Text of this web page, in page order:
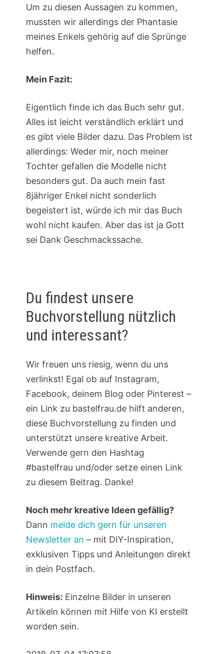
Um zu diesen Aussagen zu kommen,
mussten wir allerdings der Phantasie
meines Enkels gehörig auf die Sprünge
helfen.
Mein Fazit:
Eigentlich finde ich das Buch sehr gut.
Alles ist leicht verständlich erklärt und
es gibt viele Bilder dazu. Das Problem ist
allerdings: Weder mir, noch meiner
Tochter gefallen die Modelle nicht
besonders gut. Da auch mein fast
8jähriger Enkel nicht sonderlich
begeistert ist, würde ich mir das Buch
wohl nicht kaufen. Aber das ist ja Gott
sei Dank Geschmackssache.
Du findest unsere
Buchvorstellung nützlich
und interessant?
Wir freuen uns riesig, wenn du uns
verlinkst! Egal ob auf Instagram,
Facebook, deinem Blog oder Pinterest –
ein Link zu bastelfrau.de hilft anderen,
diese Buchvorstellung zu finden und
unterstützt unsere kreative Arbeit.
Verwende gern den Hashtag
#bastelfrau und/oder setze einen Link
zu diesem Beitrag. Danke!
Noch mehr kreative Ideen gefällig?
Dann melde dich gern für unseren
Newsletter an – mit DIY-Inspiration,
exklusiven Tipps und Anleitungen direkt
in dein Postfach.
Hinweis: Einzelne Bilder in unseren
Artikeln können mit Hilfe von KI erstellt
worden sein.